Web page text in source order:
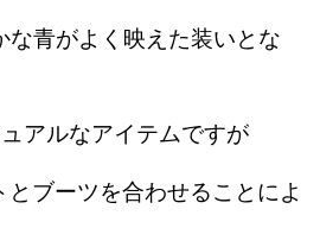
青がよく映えた装いとな
アルなアイテムですが
ブーツを合わせることによ